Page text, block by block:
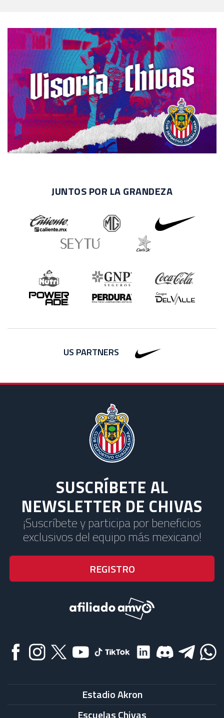
JUNTOS POR LA GRANDEZA
US PARTNERS
SUSCRÍBETE AL
NEWSLETTER DE CHIVAS
¡Suscríbete y participa por beneficios
exclusivos del equipo más mexicano!
Estadio Akron
Escuelas Chivas